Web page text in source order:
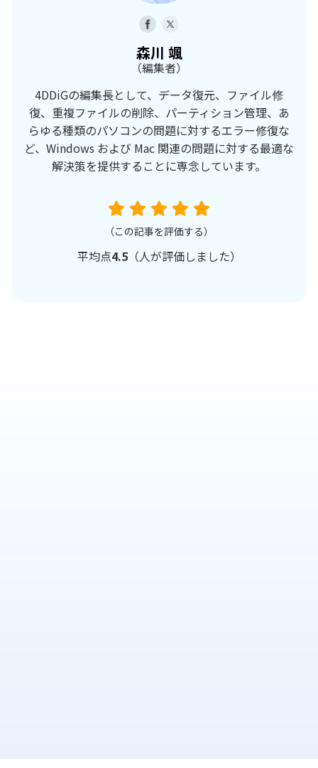
森川 颯
（編集者）
4DDiGの編集長として、データ復元、ファイル修
復、重複ファイルの削除、パーティション管理、あ
らゆる種類のパソコンの問題に対するエラー修復な
ど、Windows および Mac 関連の問題に対する最適な
解決策を提供することに専念しています。
（この記事を評価する）
平均点4.5（人が評価しました）